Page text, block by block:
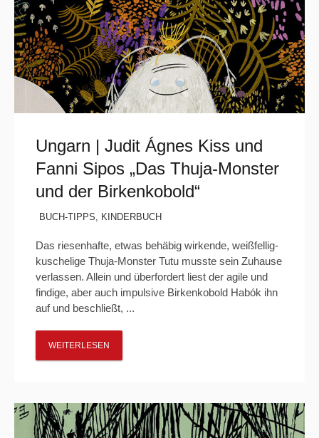
Ungarn | Judit Ágnes Kiss und
Fanni Sipos „Das Thuja-Monster
und der Birkenkobold“
BUCH-TIPPS, KINDERBUCH
Das riesenhafte, etwas behäbig wirkende, weißfellig-
kuschelige Thuja-Monster Tutu musste sein Zuhause
verlassen. Allein und überfordert liest der agile und
findige, aber auch impulsive Birkenkobold Habók ihn
auf und beschließt, ...
WEITERLESEN